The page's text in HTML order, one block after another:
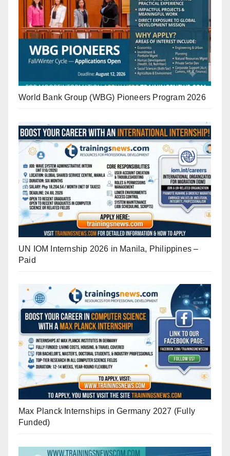
World Bank Group (WBG) Pioneers Program 2026
UN IOM Internship 2026 in Manila, Philippines –
Paid
Max Planck Internships in Germany 2027 (Fully
Funded)